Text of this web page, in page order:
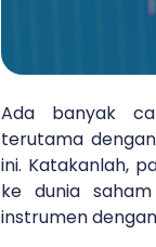
Ada banyak
terutama
ini. Katakanlah,
ke dunia
instrumen